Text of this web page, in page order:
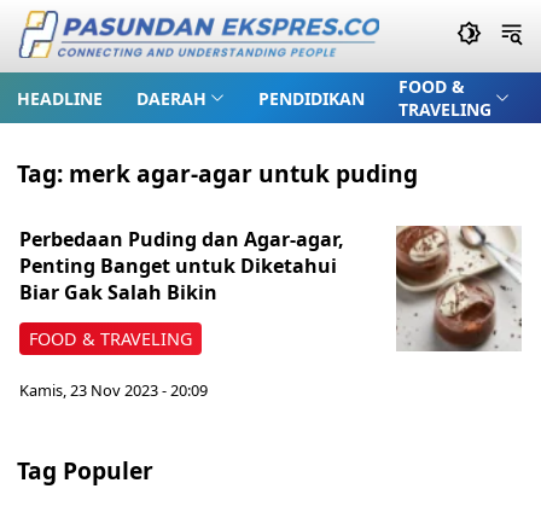
HEADLINE DAERAH PENDIDIKAN
FOOD &
TRAVELING
Tag: merk agar-agar untuk puding
FOOD & TRAVELING
Perbedaan Puding dan Agar-agar,
Penting Banget untuk Diketahui
Biar Gak Salah Bikin
Kamis, 23 Nov 2023 - 20:09
Tag Populer